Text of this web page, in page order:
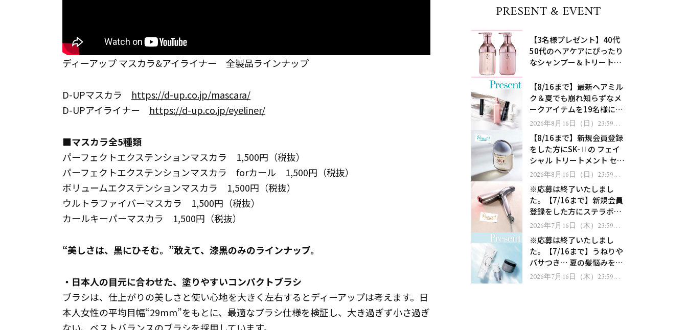
ディーアップ マスカラ&アイライナー 全製品ラインナップ
D-UPマスカラ https://d-up.co.jp/mascara/
D-UPアイライナー https://d-up.co.jp/eyeliner/
■マスカラ全5種類
パーフェクトエクステンションマスカラ 1,500円（税抜）
パーフェクトエクステンションマスカラ forカール 1,500円（税抜）
ボリュームエクステンションマスカラ 1,500円（税抜）
ウルトラファイバーマスカラ 1,500円（税抜）
カールキーパーマスカラ 1,500円（税抜）
“美しさは、黒にひそむ。”敢えて、漆黒のみのラインナップ。
・日本人の目元に合わせた、塗りやすいコンパクトブラシ
ブラシは、仕上がりの美しさと使い心地を大きく左右するとディーアップは考えます。日
本人女性の平均目幅“29mm”をもとに、最適なブラシ仕様を検証し、大き過ぎず小さ過ぎ
PRESENT & EVENT
【3名様プレゼント】40代
50代のヘアケアにぴったり
なシャンプー＆トリートメ
処！
【8/16まで】最新ヘアミル
ク＆夏でも崩れ知らずなメ
ークアイテムを19名様にプ
レゼント！
2026年8月16日（日）23:59ま
で【8/16まで】新規会員登録
をした方にSK-Ⅱの フェイ
シャル トリートメント セラ
ムをプレゼント！
2026年8月16日（日）23:59ま
※応募は終了いたしまし
た。【7/16まで】新規会員
登録をした方にステラボー
テのシャインリバース ヘア
ゼント！
2026年7月16日（木）23:59ま
※応募は終了いたしまし
た。【7/16まで】うねりや
パサつき… 夏の髪悩みを解
消するヘアケアアイテムを
2026年7月16日（木）23:59ま